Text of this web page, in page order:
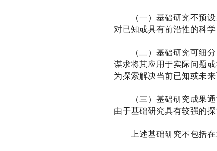
（一）基础研究不预设
对已知或具有前沿性的科
（二）基础研究可细分
谋求将其应用于实际问题
为探索解决当前已知或未
（三）基础研究成果通
由于基础研究具有较强的
上述基础研究不包括在